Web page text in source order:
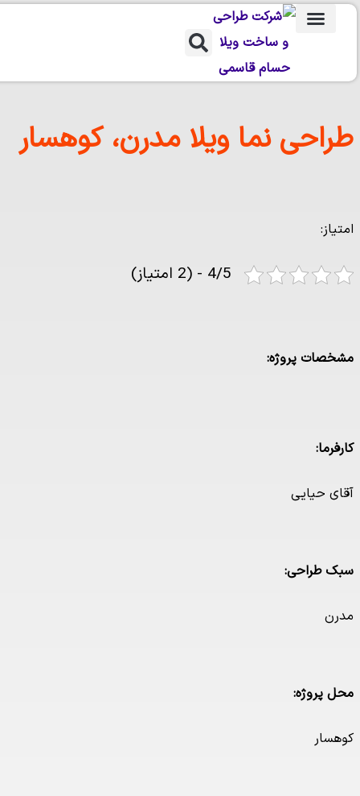
نما ویلا مدرن، کوهسار
4/5 - (2 امتیاز)
پروژه:
حیایی
طراحی:
پروژه: